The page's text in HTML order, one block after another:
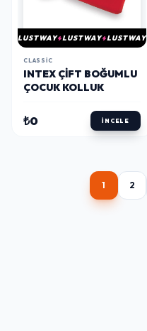
LUSTWAY LUSTWAY LUSTWAY
CLASSIC
INTEX ÇIFT BOĞUMLU
ÇOCUK KOLLUK
₺0 İNCELE
1 2